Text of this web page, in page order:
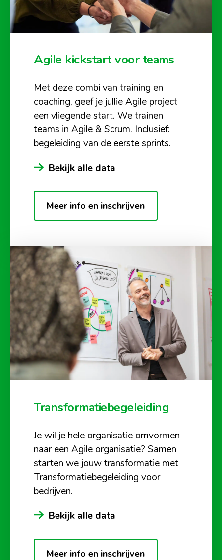
Agile kickstart voor teams
Met deze combi van training en
coaching, geef je jullie Agile project
een vliegende start. We trainen
teams in Agile & Scrum. Inclusief:
begeleiding van de eerste sprints.
Bekijk alle data
Meer info en inschrijven
Transformatiebegeleiding
Je wil je hele organisatie omvormen
naar een Agile organisatie? Samen
starten we jouw transformatie met
Transformatiebegeleiding voor
bedrijven.
Bekijk alle data
Meer info en inschrijven